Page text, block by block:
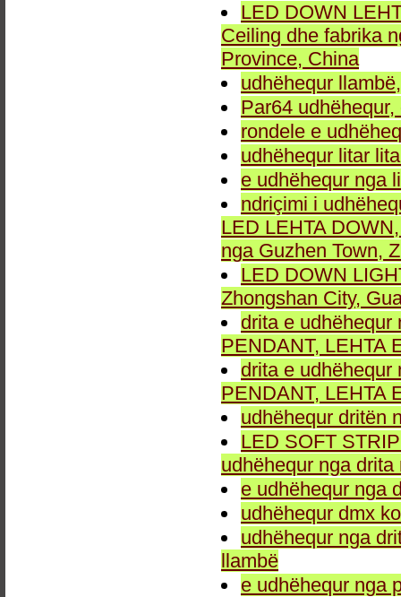
LED DOWN
Ceiling dhe fabrika
Province, China
udhëhequr
Par64
rondele e
udhëhequr litar
e udhëhequr nga
ndriçimi i
LED LEHTA
nga Guzhen Town,
LED DOWN
Zhongshan City,
drita e udhëhequr
PENDANT, LEHTA
drita e udhëhequr
PENDANT, LEHTA
udhëhequr dritën
LED SOFT
udhëhequr nga
e udhëhequr nga
udhëhequr dmx
udhëhequr nga
llambë
e udhëhequr nga